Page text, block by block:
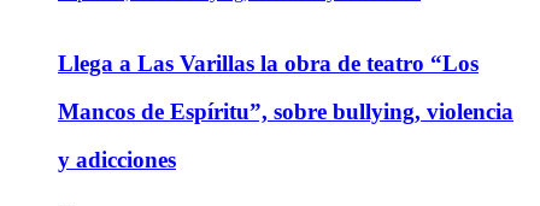
Llega a Las Varillas la obra de teatro “Los
Mancos de Espíritu”, sobre bullying, violencia
y adicciones